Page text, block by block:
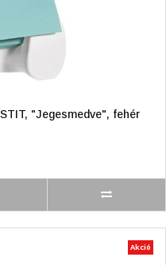
"Jegesmedve", fehér
Akció